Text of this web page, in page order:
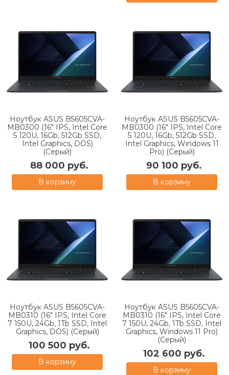
Ноутбук ASUS B5605CVA-
MB0300 (16" IPS, Intel Core
5 120U, 16Gb, 512Gb SSD,
Intel Graphics, DOS)
(Серый)
88 000 руб.
В корзину
Ноутбук ASUS B5605CVA-
MB0300 (16" IPS, Intel Core
5 120U, 16Gb, 512Gb SSD,
Intel Graphics, Windows 11
Pro) (Серый)
90 100 руб.
В корзину
Ноутбук ASUS B5605CVA-
MB0310 (16" IPS, Intel Core
7 150U, 24Gb, 1Tb SSD, Intel
Graphics, DOS) (Серый)
100 500 руб.
В корзину
Ноутбук ASUS B5605CVA-
MB0310 (16" IPS, Intel Core
7 150U, 24Gb, 1Tb SSD, Intel
Graphics, Windows 11 Pro)
(Серый)
102 600 руб.
В корзину